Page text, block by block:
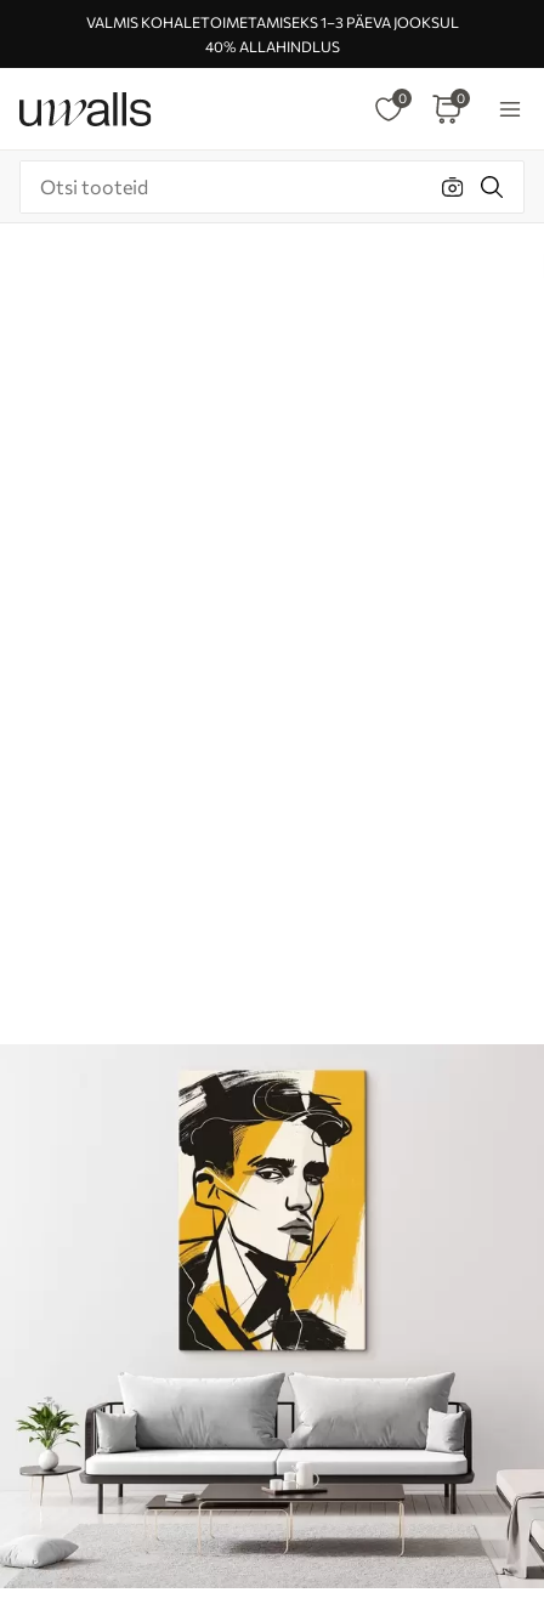
VALMIS KOHALETOIMETAMISEKS 1–3 PÄEVA JOOKSUL
40% ALLAHINDLUS
0 0